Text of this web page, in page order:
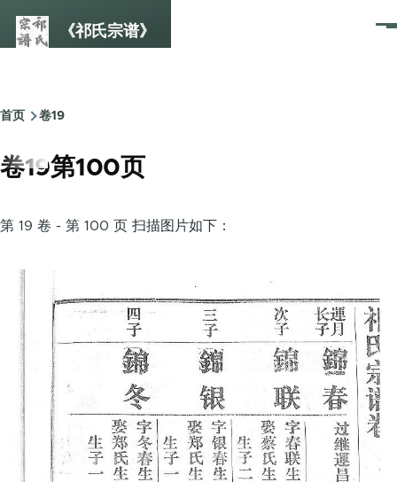
《祁氏宗谱》
菜
面
包
屑
首页 卷19
卷19第100页
第 19 卷 - 第 100 页 扫描图片如下：